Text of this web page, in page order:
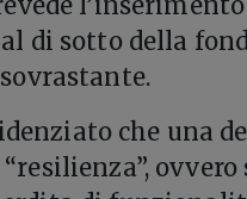
di sotto della
che una
ovvero